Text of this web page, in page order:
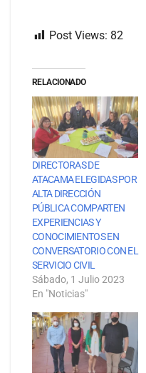
Post Views: 82
RELACIONADO
DIRECTORAS DE
ATACAMA ELEGIDAS POR
ALTA DIRECCIÓN
PÚBLICA COMPARTEN
EXPERIENCIAS Y
CONOCIMIENTOS EN
CONVERSATORIO CON EL
SERVICIO CIVIL
Sábado, 1 Julio 2023
En "Noticias"